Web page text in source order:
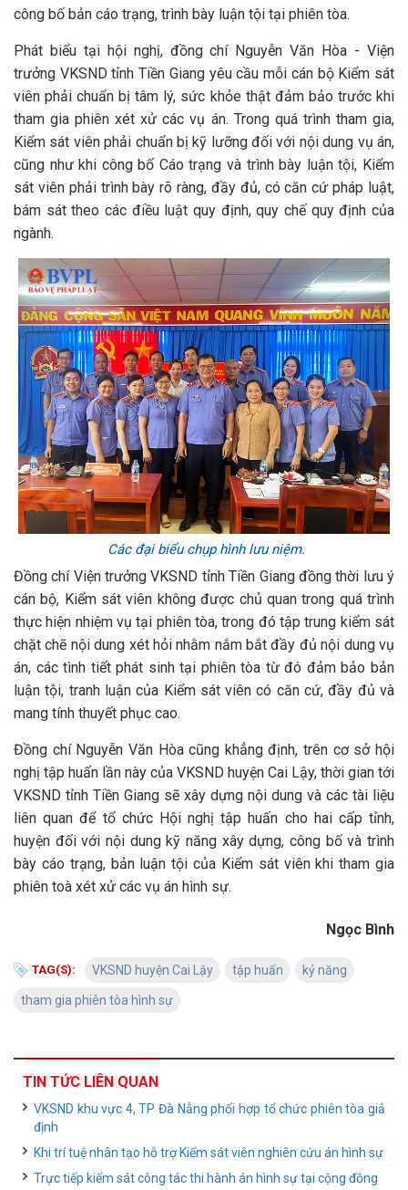
công bố bản cáo trạng, trình bày luận tội tại phiên tòa.
Phát biểu tại hội nghị, đồng chí Nguyễn Văn Hòa - Viện
trưởng VKSND tỉnh Tiền Giang yêu cầu mỗi cán bộ Kiểm sát
viên phải chuẩn bị tâm lý, sức khỏe thật đảm bảo trước khi
tham gia phiên xét xử các vụ án. Trong quá trình tham gia,
Kiểm sát viên phải chuẩn bị kỹ lưỡng đối với nội dung vụ án,
cũng như khi công bố Cáo trạng và trình bày luận tội, Kiểm
sát viên phải trình bày rõ ràng, đầy đủ, có căn cứ pháp luật,
bám sát theo các điều luật quy định, quy chế quy định của
ngành.
Các đại biểu chụp hình lưu niệm.
Đồng chí Viện trưởng VKSND tỉnh Tiền Giang đồng thời lưu ý
cán bộ, Kiểm sát viên không được chủ quan trong quá trình
thực hiện nhiệm vụ tại phiên tòa, trong đó tập trung kiểm sát
chặt chẽ nội dung xét hỏi nhằm nắm bắt đầy đủ nội dung vụ
án, các tình tiết phát sinh tại phiên tòa từ đó đảm bảo bản
luận tội, tranh luận của Kiểm sát viên có căn cứ, đầy đủ và
mang tính thuyết phục cao.
Đồng chí Nguyễn Văn Hòa cũng khẳng định, trên cơ sở hội
nghị tập huấn lần này của VKSND huyện Cai Lậy, thời gian tới
VKSND tỉnh Tiền Giang sẽ xây dựng nội dung và các tài liệu
liên quan để tổ chức Hội nghị tập huấn cho hai cấp tỉnh,
huyện đối với nội dung kỹ năng xây dựng, công bố và trình
bày cáo trạng, bản luận tội của Kiểm sát viên khi tham gia
phiên toà xét xử các vụ án hình sự.
Ngọc Bình
TAG(S): VKSND huyện Cai Lậy tập huấn kỷ năng
tham gia phiên tòa hình sự
TIN TỨC LIÊN QUAN
VKSND khu vực 4, TP Đà Nẵng phối hợp tổ chức phiên tòa giả
định
Khi trí tuệ nhân tạo hỗ trợ Kiểm sát viên nghiên cứu án hình sự
Trực tiếp kiểm sát công tác thi hành án hình sự tại cộng đồng